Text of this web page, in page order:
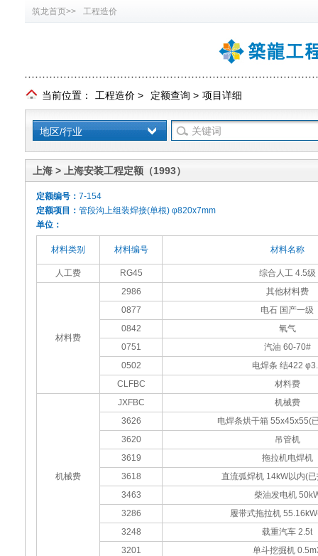
筑龙首页>> 工程造价
当前位置： 工程造价 > 定额查询 > 项目详细
地区/行业
上海 > 上海安装工程定额（1993）
定额编号： 7-154
定额项目： 管段沟上组装焊接(单根) φ820x7mm
单位：
材料类别 材料编号 材料名称
人工费 RG45 综合人工 4.5级
材料费
2986
其他材料费
0877
电石 国产一级
0842
氧气
0751
汽油 60-70#
0502
电焊条 结422
CLFBC
材料费
机械费
JXFBC
机械费
3626
电焊条烘干箱 55x45x55(
3620
吊管机
3619
拖拉机电焊机
3618
直流弧焊机 14kW以内(
3463
柴油发电机
3286
履带式拖拉机
3248
载重汽车 2.5t
3201
单斗挖掘机